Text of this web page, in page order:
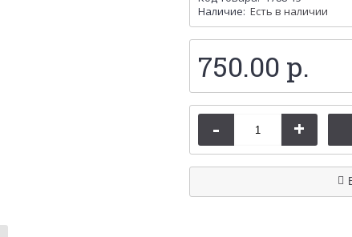
Наличие: Есть в наличии
750.00 р.
- +